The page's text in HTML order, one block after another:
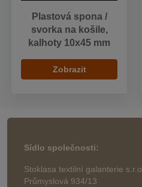
Plastová spona /
svorka na košile,
kalhoty 10x45 mm
Zobrazit
Sídlo společnosti:
Stoklasa textilní galanterie s.r.o.
Průmyslová 934/13